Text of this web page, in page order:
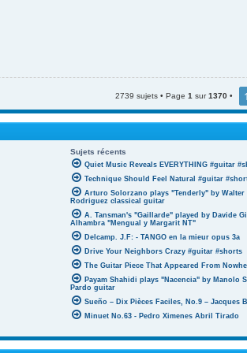
2739 sujets • Page 1 sur1370 • 1
Sujets récents
Quiet Music Reveals EVERYTHING #guitar
Technique Should Feel Natural #guitar
Arturo Solorzano plays "Tenderly" by Walter
Rodriguez classical guitar
A. Tansman's "Gaillarde" played by Davide
Alhambra "Mengual y Margarit NT"
Delcamp. J.F: - TANGO en la mieur opus 3a
Drive Your Neighbors Crazy #guitar #shorts
The Guitar Piece That Appeared From
Payam Shahidi plays "Nacencia" by Manolo
Pardo guitar
Sueño – Dix Pièces Faciles, No.9 – Jacques
Minuet No.63 - Pedro Ximenes Abril Tirado